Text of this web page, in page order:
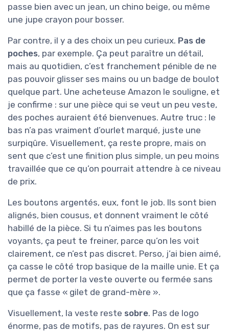
passe bien avec un jean, un chino beige, ou même
une jupe crayon pour bosser.
Par contre, il y a des choix un peu curieux. Pas de
poches, par exemple. Ça peut paraître un détail,
mais au quotidien, c’est franchement pénible de ne
pas pouvoir glisser ses mains ou un badge de boulot
quelque part. Une acheteuse Amazon le souligne, et
je confirme : sur une pièce qui se veut un peu veste,
des poches auraient été bienvenues. Autre truc : le
bas n’a pas vraiment d’ourlet marqué, juste une
surpiqûre. Visuellement, ça reste propre, mais on
sent que c’est une finition plus simple, un peu moins
travaillée que ce qu’on pourrait attendre à ce niveau
de prix.
Les boutons argentés, eux, font le job. Ils sont bien
alignés, bien cousus, et donnent vraiment le côté
habillé de la pièce. Si tu n’aimes pas les boutons
voyants, ça peut te freiner, parce qu’on les voit
clairement, ce n’est pas discret. Perso, j’ai bien aimé,
ça casse le côté trop basique de la maille unie. Et ça
permet de porter la veste ouverte ou fermée sans
que ça fasse « gilet de grand-mère ».
Visuellement, la veste reste sobre. Pas de logo
énorme, pas de motifs, pas de rayures. On est sur